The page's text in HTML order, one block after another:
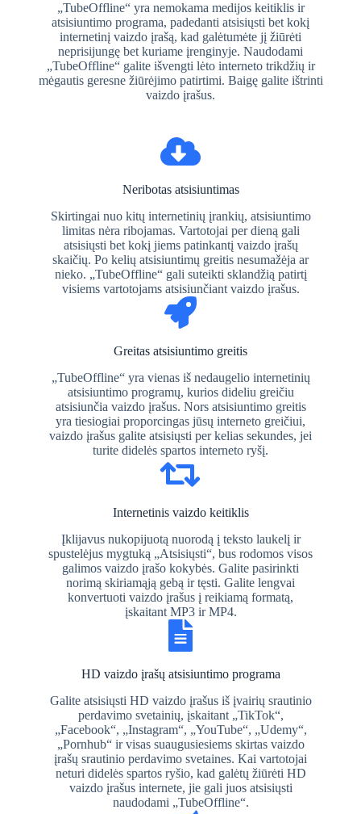
„TubeOffline“ yra nemokama medijos keitiklis ir
atsisiuntimo programa, padedanti atsisiųsti bet kokį
internetinį vaizdo įrašą, kad galėtumėte jį žiūrėti
neprisijungę bet kuriame įrenginyje. Naudodami
„TubeOffline“ galite išvengti lėto interneto trikdžių ir
mėgautis geresne žiūrėjimo patirtimi. Baigę galite ištrinti
vaizdo įrašus.
Neribotas atsisiuntimas
Skirtingai nuo kitų internetinių įrankių, atsisiuntimo
limitas nėra ribojamas. Vartotojai per dieną gali
atsisiųsti bet kokį jiems patinkantį vaizdo įrašų
skaičių. Po kelių atsisiuntimų greitis nesumažėja ar
nieko. „TubeOffline“ gali suteikti sklandžią patirtį
visiems vartotojams atsisiunčiant vaizdo įrašus.
Greitas atsisiuntimo greitis
„TubeOffline“ yra vienas iš nedaugelio internetinių
atsisiuntimo programų, kurios dideliu greičiu
atsisiunčia vaizdo įrašus. Nors atsisiuntimo greitis
yra tiesiogiai proporcingas jūsų interneto greičiui,
vaizdo įrašus galite atsisiųsti per kelias sekundes, jei
turite didelės spartos interneto ryšį.
Internetinis vaizdo keitiklis
Įklijavus nukopijuotą nuorodą į teksto laukelį ir
spustelėjus mygtuką „Atsisiųsti“, bus rodomos visos
galimos vaizdo įrašo kokybės. Galite pasirinkti
norimą skiriamąją gebą ir tęsti. Galite lengvai
konvertuoti vaizdo įrašus į reikiamą formatą,
įskaitant MP3 ir MP4.
HD vaizdo įrašų atsisiuntimo programa
Galite atsisiųsti HD vaizdo įrašus iš įvairių srautinio
perdavimo svetainių, įskaitant „TikTok“,
„Facebook“, „Instagram“, „YouTube“, „Udemy“,
„Pornhub“ ir visas suaugusiesiems skirtas vaizdo
įrašų srautinio perdavimo svetaines. Kai vartotojai
neturi didelės spartos ryšio, kad galėtų žiūrėti HD
vaizdo įrašus internete, jie gali juos atsisiųsti
naudodami „TubeOffline“.